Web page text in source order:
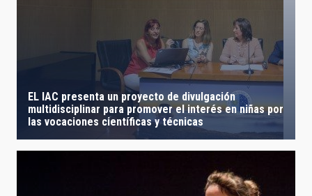
EL IAC presenta un proyecto de divulgación
multidisciplinar para promover el interés en niñas por
las vocaciones científicas y técnicas